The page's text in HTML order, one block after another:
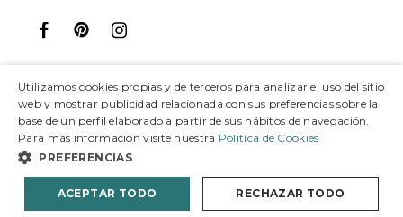
© 2021 Joieria Grau. España. Todos los derechos
Utilizamos cookies propias y de terceros para analizar el uso del sitio
web y mostrar publicidad relacionada con sus preferencias sobre la
base de un perfil elaborado a partir de sus hábitos de navegación.
Para más información visite nuestra Política de Cookies
PREFERENCIAS
ACEPTAR TODO RECHAZAR TODO